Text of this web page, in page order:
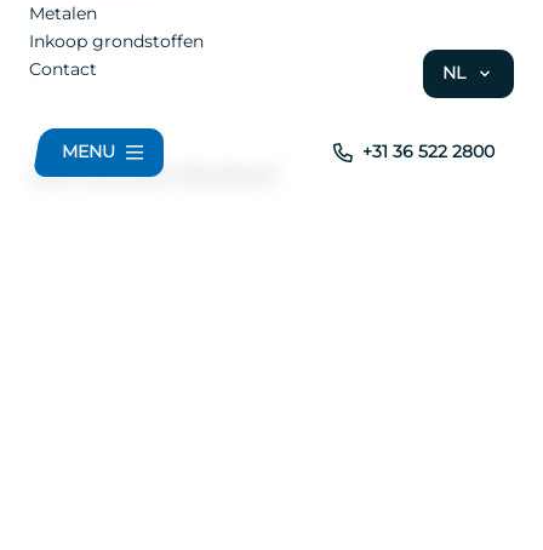
MENU
NL
+31 36 522 2800
Metalen
Inkoop grondstoffen
Contact
WETTELIJKE PAGINA'S